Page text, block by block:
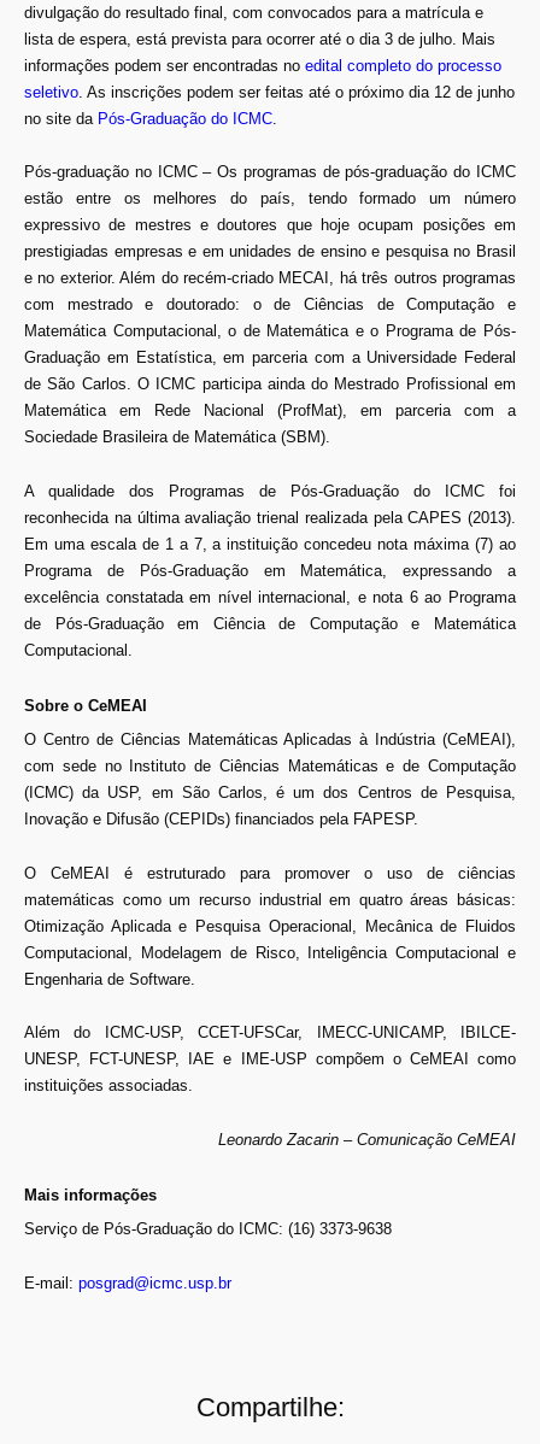
divulgação do resultado final, com convocados para a matrícula e
lista de espera, está prevista para ocorrer até o dia 3 de julho. Mais
informações podem ser encontradas no edital completo do processo
seletivo . As inscrições podem ser feitas até o próximo dia 12 de junho
no site da Pós-Graduação do ICMC
Pós-graduação no ICMC– Os programas de pós-graduação do ICMC
estão entre os melhores do país, tendo formado um número
expressivo de mestres e doutores que hoje ocupam posições em
prestigiadas empresas e em unidades de ensino e pesquisa no Brasil
e no exterior. Além do recém-criado MECAI, há três outros programas
com mestrado e doutorado: o de Ciências de Computação e
Matemática Computacional, o de Matemática e o Programa de Pós-
Graduação em Estatística, em parceria com a Universidade Federal
de São Carlos. O ICMC participa ainda do Mestrado Profissional em
Matemática em Rede Nacional (ProfMat), em parceria com a
Sociedade Brasileira de Matemática (SBM).
A qualidade dos Programas de Pós-Graduação do ICMC foi
reconhecida na última avaliação trienal realizada pela CAPES (2013).
Em uma escala de 1 a 7, a instituição concedeu nota máxima (7) ao
Programa de Pós-Graduação em Matemática, expressando a
excelência constatada em nível internacional, e nota 6 ao Programa
de Pós-Graduação em Ciência de Computação e Matemática
Computacional.
Sobre o CeMEAI
O Centro de Ciências Matemáticas Aplicadas à Indústria (CeMEAI),
com sede no Instituto de Ciências Matemáticas e de Computação
(ICMC) da USP, em São Carlos, é um dos Centros de Pesquisa,
Inovação e Difusão (CEPIDs) financiados pela FAPESP.
O CeMEAI é estruturado para promover o uso de ciências
matemáticas como um recurso industrial em quatro áreas básicas:
Otimização Aplicada e Pesquisa Operacional, Mecânica de Fluidos
Computacional, Modelagem de Risco, Inteligência Computacional e
Engenharia de Software.
Além do ICMC-USP, CCET-UFSCar, IMECC-UNICAMP, IBILCE-
UNESP, FCT-UNESP, IAE e IME-USP compõem o CeMEAI como
instituições associadas.
Leonardo Zacarin – Comunicação CeMEAI
Mais informações
Serviço de Pós-Graduação do ICMC: (16) 3373-9638
E-mail: posgrad@icmc.usp.br
Compartilhe: